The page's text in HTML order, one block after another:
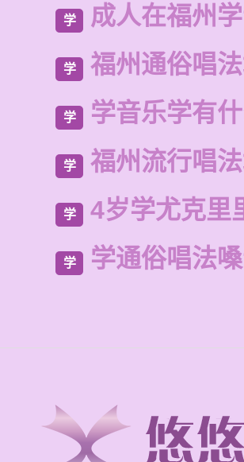
学 成人在福州
学 福州通俗唱
学 学音乐学有
学 福州流行唱
学 4岁学尤克里
学 学通俗唱法